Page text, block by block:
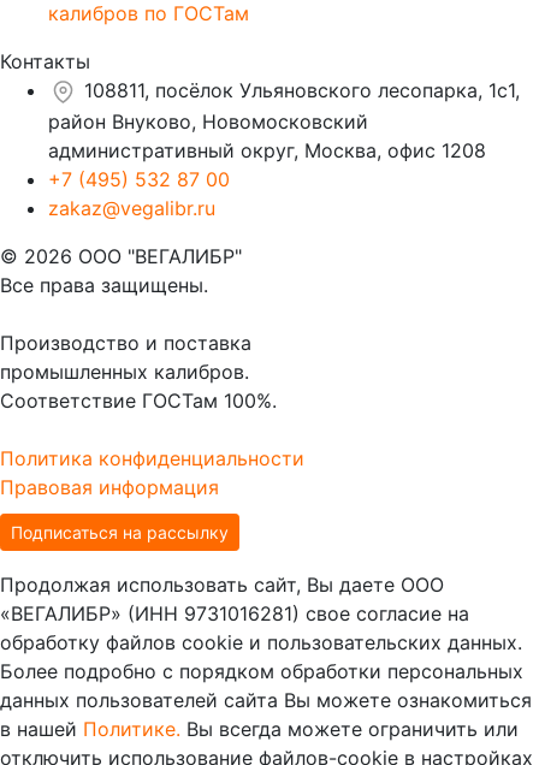
калибров по ГОСТам
Контакты
108811, посёлок Ульяновского лесопарка, 1с1,
район Внуково, Новомосковский
административный округ, Москва, офис 1208
+7 (495) 532 87 00
zakaz@vegalibr.ru
© 2026 ООО "ВЕГАЛИБР"
Все права защищены.
Производство и поставка
промышленных калибров.
Соответствие ГОСТам 100%.
Политика конфиденциальности
Правовая информация
Подписаться на рассылку
Продолжая использовать сайт, Вы даете ООО
«ВЕГАЛИБР» (ИНН 9731016281) свое согласие на
обработку файлов cookie и пользовательских данных.
Более подробно с порядком обработки персональных
данных пользователей сайта Вы можете ознакомиться
в нашей Политике. Вы всегда можете ограничить или
отключить использование файлов-cookie в настройках